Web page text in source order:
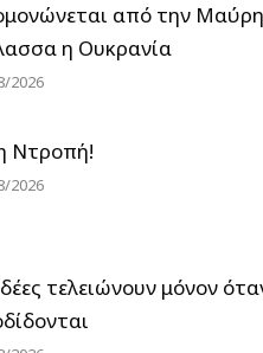
από την Μαύρη
η Ουκρανία
2026
Ντροπή!
2026
τελειώνουν μόνον